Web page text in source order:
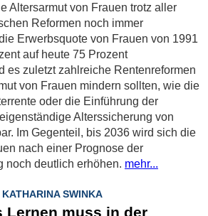
Altersarmut von Frauen trotz aller
Reformen noch immer
Erwerbsquote von Frauen von 1991
auf heute 75 Prozent
es zuletzt zahlreiche Rentenreformen
von Frauen mindern sollten, wie die
oder die Einführung der
Alterssicherung von
Im Gegenteil, bis 2036 wird sich die
nach einer Prognose der
noch deutlich erhöhen. mehr...
SWINKA
Lernen muss in der